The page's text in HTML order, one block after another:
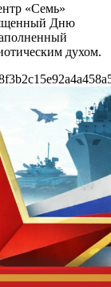
«Семь»
Дню
духом.